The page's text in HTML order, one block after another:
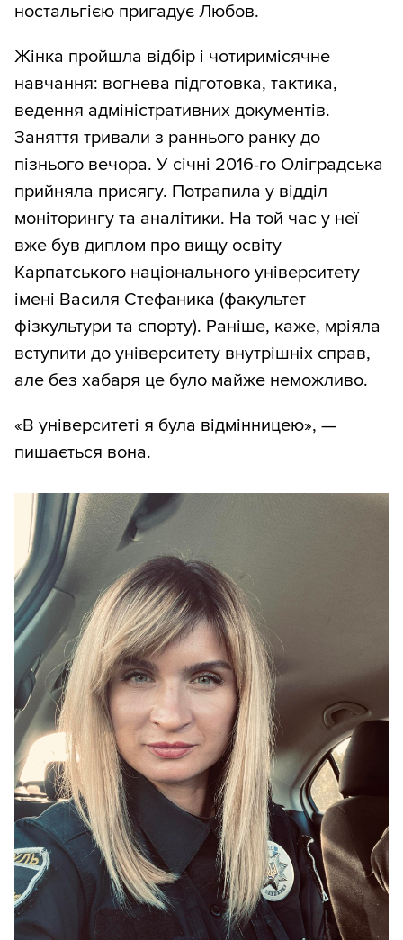
ностальгією пригадує Любов.
Жінка пройшла відбір і чотиримісячне
навчання: вогнева підготовка, тактика,
ведення адміністративних документів.
Заняття тривали з раннього ранку до
пізнього вечора. У січні 2016-го Оліградська
прийняла присягу. Потрапила у відділ
моніторингу та аналітики. На той час у неї
вже був диплом про вищу освіту
Карпатського національного університету
імені Василя Стефаника (факультет
фізкультури та спорту). Раніше, каже, мріяла
вступити до університету внутрішніх справ,
але без хабаря це було майже неможливо.
«В університеті я була відмінницею», —
пишається вона.